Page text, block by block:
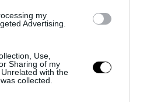
my
Advertising.
Use,
Sharing of my
with the
collected.
Realty(@reddoorrealty) on Nov 23, 2017 at 3:32am PST
a rendet és a rendszereket. Nála
tárolódobozokat neki találták ki. A